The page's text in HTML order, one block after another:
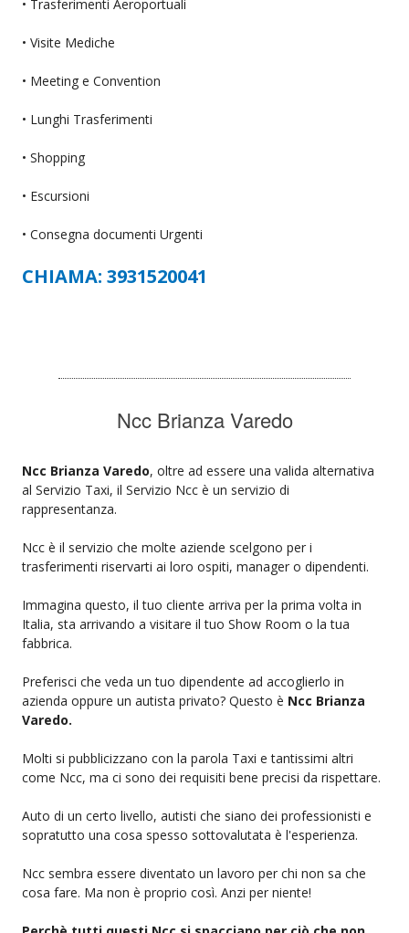
• Trasferimenti Aeroportuali
• Visite Mediche
• Meeting e Convention
• Lunghi Trasferimenti
• Shopping
• Escursioni
• Consegna documenti Urgenti
CHIAMA: 3931520041
Ncc Brianza Varedo
Ncc Brianza Varedo, oltre ad essere una valida alternativa
al Servizio Taxi, il Servizio Ncc è un servizio di
rappresentanza.
Ncc è il servizio che molte aziende scelgono per i
trasferimenti riservarti ai loro ospiti, manager o dipendenti.
Immagina questo, il tuo cliente arriva per la prima volta in
Italia, sta arrivando a visitare il tuo Show Room o la tua
fabbrica.
Preferisci che veda un tuo dipendente ad accoglierlo in
azienda oppure un autista privato? Questo è Ncc Brianza
Varedo.
Molti si pubblicizzano con la parola Taxi e tantissimi altri
come Ncc, ma ci sono dei requisiti bene precisi da rispettare.
Auto di un certo livello, autisti che siano dei professionisti e
sopratutto una cosa spesso sottovalutata è l'esperienza.
Ncc sembra essere diventato un lavoro per chi non sa che
cosa fare. Ma non è proprio così. Anzi per niente!